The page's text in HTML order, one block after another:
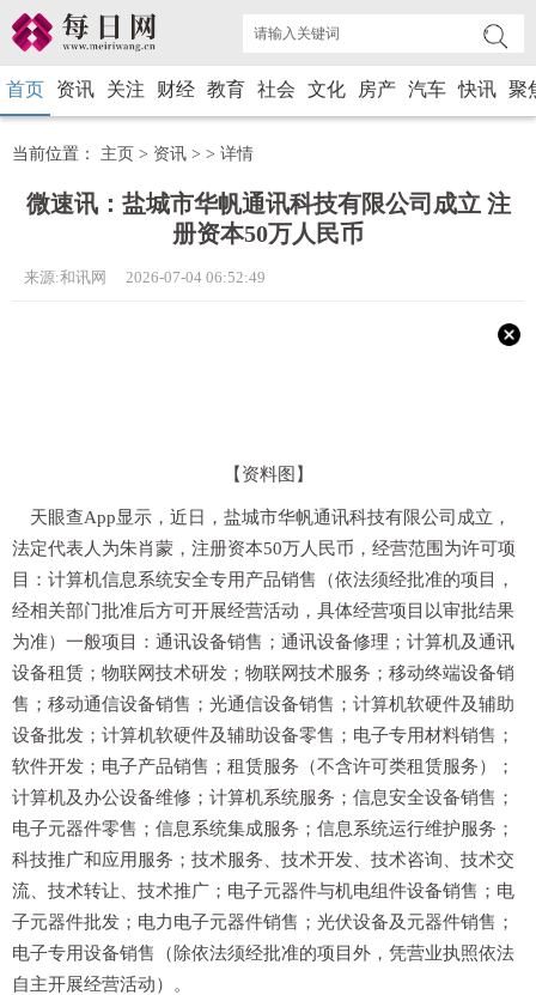
首页 资讯 关注 财经 教育 社会 文化 房产 汽车 快讯 聚
当前位置： 主页 > 资讯 > > 详情
微速讯：盐城市华帆通讯科技有限公司成立 注
册资本50万人民币
来源:和讯网 2026-07-04 06:52:49
【资料图】
天眼查App显示，近日，盐城市华帆通讯科技有限公司成立，
法定代表人为朱肖蒙，注册资本50万人民币，经营范围为许可项
目：计算机信息系统安全专用产品销售（依法须经批准的项目，
经相关部门批准后方可开展经营活动，具体经营项目以审批结果
为准）一般项目：通讯设备销售；通讯设备修理；计算机及通讯
设备租赁；物联网技术研发；物联网技术服务；移动终端设备销
售；移动通信设备销售；光通信设备销售；计算机软硬件及辅助
设备批发；计算机软硬件及辅助设备零售；电子专用材料销售；
软件开发；电子产品销售；租赁服务（不含许可类租赁服务）；
计算机及办公设备维修；计算机系统服务；信息安全设备销售；
电子元器件零售；信息系统集成服务；信息系统运行维护服务；
科技推广和应用服务；技术服务、技术开发、技术咨询、技术交
流、技术转让、技术推广；电子元器件与机电组件设备销售；电
子元器件批发；电力电子元器件销售；光伏设备及元器件销售；
电子专用设备销售（除依法须经批准的项目外，凭营业执照依法
自主开展经营活动）。